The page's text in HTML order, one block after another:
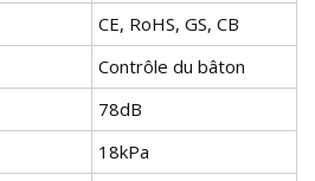
CE, RoHS, GS, CB
Contrôle du bâton
78dB
18kPa